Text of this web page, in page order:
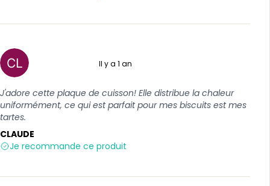
Il y a 1 an
J'adore cette plaque de cuisson! Elle distribue la chaleur
uniformément, ce qui est parfait pour mes biscuits est mes
tartes.
CLAUDE
Je recommande ce produit